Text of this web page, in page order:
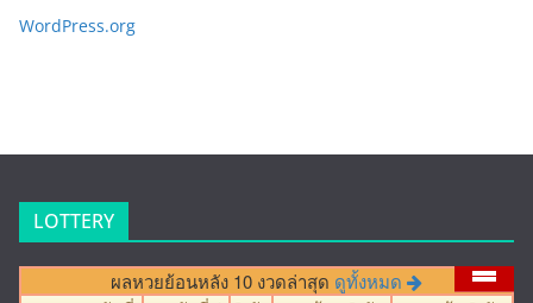
WordPress.org
LOTTERY